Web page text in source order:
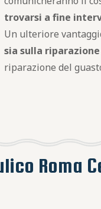
trovarsi a fine
Un ulteriore
sia sulla
riparazione del
Roma